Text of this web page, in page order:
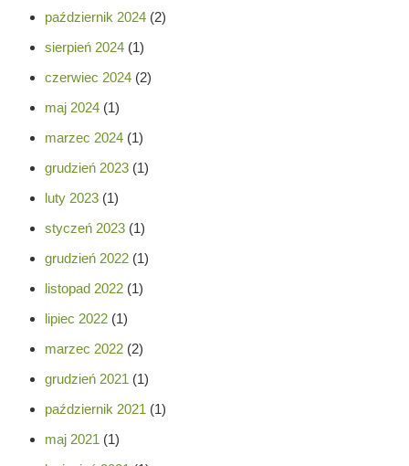
październik 2024(2)
sierpień 2024(1)
czerwiec 2024(2)
maj 2024(1)
marzec 2024(1)
grudzień 2023(1)
luty 2023(1)
styczeń 2023(1)
grudzień 2022(1)
listopad 2022(1)
lipiec 2022(1)
marzec 2022(2)
grudzień 2021 (1)
październik 2021 (1)
maj 2021 (1)